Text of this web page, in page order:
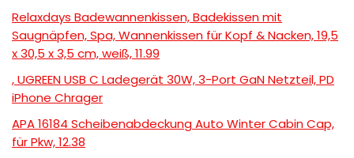
Relaxdays Badewannenkissen, Badekissen mit
Saugnäpfen, Spa, Wannenkissen für Kopf & Nacken, 19,5
x 30,5 x 3,5 cm, weiß, 11.99
, UGREEN USB C Ladegerät 30W, 3-Port GaN Netzteil, PD
iPhone Chrager
APA 16184 Scheibenabdeckung Auto Winter Cabin Cap,
für Pkw, 12.38